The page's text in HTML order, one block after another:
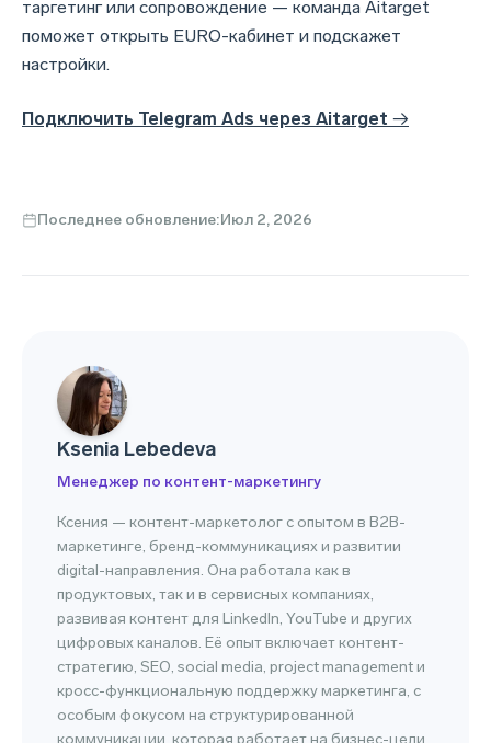
таргетинг или сопровождение — команда Aitarget
поможет открыть EURO-кабинет и подскажет
настройки.
Подключить Telegram Ads через Aitarget →
Последнее обновление:Июл 2, 2026
Ksenia Lebedeva
Менеджер по контент-маркетингу
Ксения — контент-маркетолог с опытом в B2B-
маркетинге, бренд-коммуникациях и развитии
digital-направления. Она работала как в
продуктовых, так и в сервисных компаниях,
развивая контент для LinkedIn, YouTube и других
цифровых каналов. Её опыт включает контент-
стратегию, SEO, social media, project management и
кросс-функциональную поддержку маркетинга, с
особым фокусом на структурированной